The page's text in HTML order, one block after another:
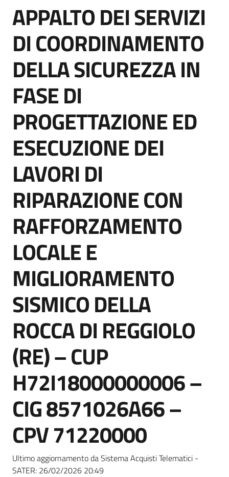
acquisto
Supporto
Piattaforme
telematiche
English
site
Seguici
su
Salta al contenuto
APPALTO DEI SERVIZI
DI COORDINAMENTO
DELLA SICUREZZA IN
FASE DI
PROGETTAZIONE ED
ESECUZIONE DEI
LAVORI DI
RIPARAZIONE CON
RAFFORZAMENTO
LOCALE E
MIGLIORAMENTO
SISMICO DELLA
ROCCA DI REGGIOLO
(RE) – CUP
H72I18000000006 –
CIG 8571026A66 –
CPV 71220000
Ultimo aggiornamento da Sistema Acquisti Telematici -
SATER: 26/02/2026 20:49